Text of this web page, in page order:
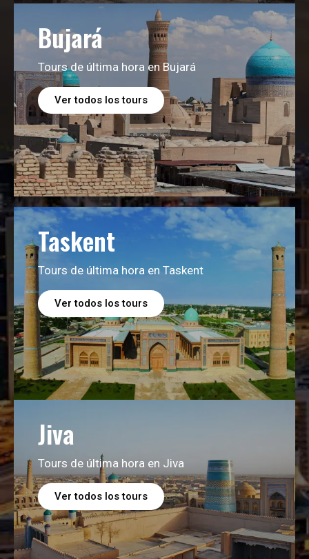
Bujará
Tours de última hora en Bujará
Ver todos los tours
Taskent
Tours de última hora en Taskent
Ver todos los tours
Jiva
Tours de última hora en Jiva
Ver todos los tours